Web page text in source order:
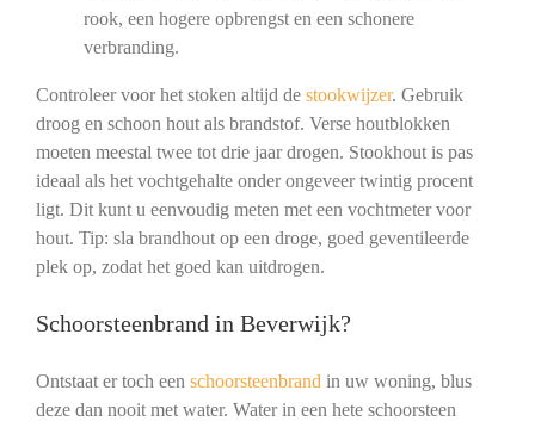
rook, een hogere opbrengst en een schonere
verbranding.
Controleer voor het stoken altijd de stookwijzer. Gebruik
droog en schoon hout als brandstof. Verse houtblokken
moeten meestal twee tot drie jaar drogen. Stookhout is pas
ideaal als het vochtgehalte onder ongeveer twintig procent
ligt. Dit kunt u eenvoudig meten met een vochtmeter voor
hout. Tip: sla brandhout op een droge, goed geventileerde
plek op, zodat het goed kan uitdrogen.
Schoorsteenbrand in Beverwijk?
Ontstaat er toch een schoorsteenbrand in uw woning, blus
deze dan nooit met water. Water in een hete schoorsteen